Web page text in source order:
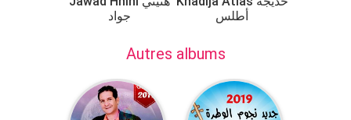
جواد
أطلس
Autres albums